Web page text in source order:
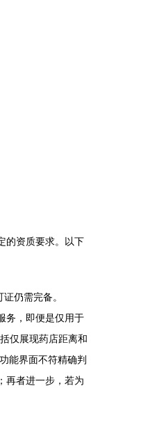
的资质要求。以下
仍需完备。
务，即便是仅用于
仅展现药店距离和
能界面不符精确判
再者进一步，若为